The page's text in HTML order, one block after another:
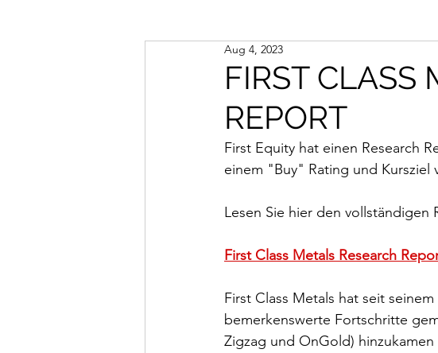
FIRST CLASS
REPORT
Aug 4, 2023
First Equity hat einen Research
einem "Buy" Rating und Kursziel
Lesen Sie hier den vollständigen
First Class Metals Research
First Class Metals hat seit
bemerkenswerte Fortschritte
Zigzag und OnGold)